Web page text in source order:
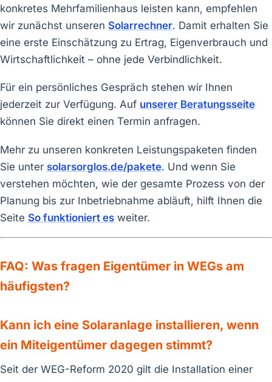
konkretes Mehrfamilienhaus leisten kann, empfehlen
wir zunächst unseren Solarrechner. Damit erhalten Sie
eine erste Einschätzung zu Ertrag, Eigenverbrauch und
Wirtschaftlichkeit – ohne jede Verbindlichkeit.
Für ein persönliches Gespräch stehen wir Ihnen
jederzeit zur Verfügung. Auf unserer Beratungsseite
können Sie direkt einen Termin anfragen.
Mehr zu unseren konkreten Leistungspaketen finden
Sie unter solarsorglos.de/pakete. Und wenn Sie
verstehen möchten, wie der gesamte Prozess von der
Planung bis zur Inbetriebnahme abläuft, hilft Ihnen die
Seite So funktioniert es weiter.
FAQ: Was fragen Eigentümer in WEGs am
häufigsten?
Kann ich eine Solaranlage installieren, wenn
ein Miteigentümer dagegen stimmt?
Seit der WEG-Reform 2020 gilt die Installation einer